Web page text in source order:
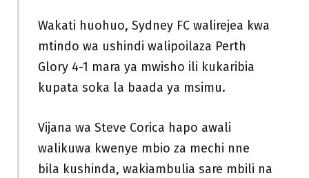
Wakati huohuo, Sydney FC walirejea kwa
mtindo wa ushindi walipoilaza Perth
Glory 4-1 mara ya mwisho ili kukaribia
kupata soka la baada ya msimu.
Vijana wa Steve Corica hapo awali
walikuwa kwenye mbio za mechi nne
bila kushinda, wakiambulia sare mbili na